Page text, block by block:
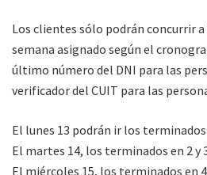
Los clientes sólo podrán concurrir a
semana asignado según el
último número del DNI para las
verificador del CUIT para las
El lunes 13 podrán ir los terminados
El martes 14, los terminados en 2 y
El miércoles 15, los terminados en 4